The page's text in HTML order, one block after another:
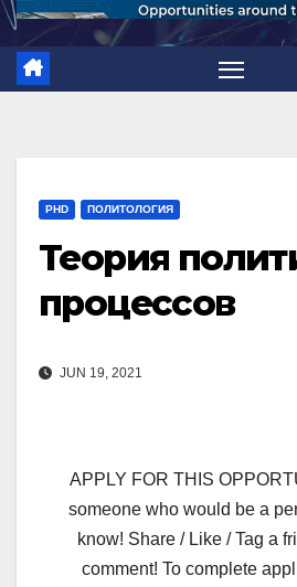
PHD ПОЛИТОЛОГИЯ
Теория
процессов
JUN 19, 2021
APPLY FOR THIS
someone who would be a
know! Share / Like / Tag a
comment! To complete